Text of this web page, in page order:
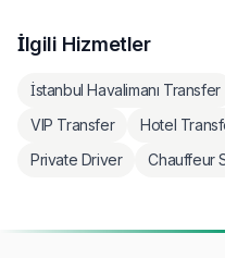
İlgili Hizmetler
İstanbul Havalimanı Transfer
VIP Transfer
Hotel
Private Driver
Chauffeur